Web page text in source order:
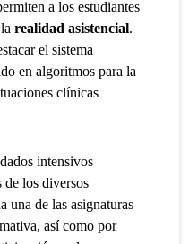
a los estudiantes
larealidad asistencial.
el sistema
en algoritmos para la
clínicas
intensivos
de los diversos
una de las asignaturas
así como por